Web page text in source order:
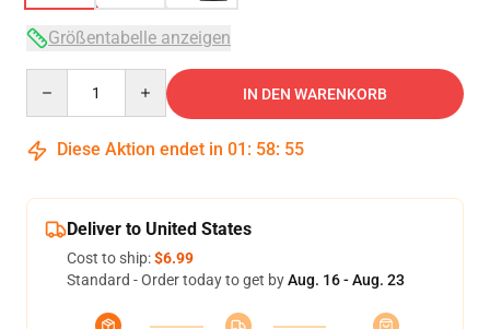
Größentabelle anzeigen
IN DEN WARENKORB
Diese Aktion endet in 01 : 58: 54
Deliver to United States
Cost to ship:$6.99
Standard - Order today to get byAug. 16 - Aug. 23